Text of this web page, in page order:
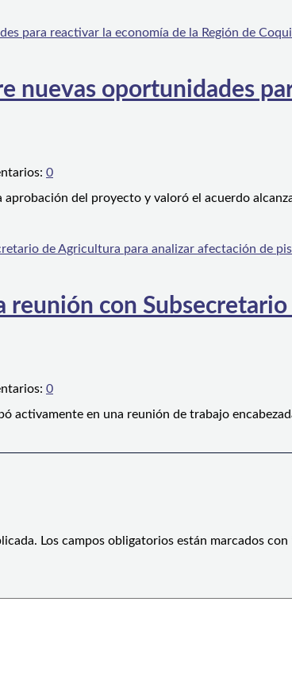
nuevas oportunidades
0
del proyecto y valoró el acuerdo
con
0
activamente en una reunión de trabajo
Los campos obligatorios están marcados con